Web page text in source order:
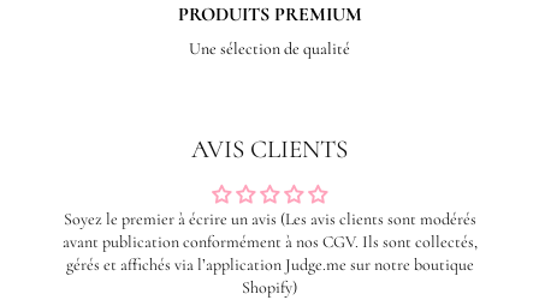
PRODUITS PREMIUM
Une sélection de qualité
AVIS CLIENTS
Soyez le premier à écrire un avis (Les avis clients sont modérés
avant publication conformément à nos CGV. Ils sont collectés,
gérés et affichés via l’application Judge.me sur notre boutique
Shopify)